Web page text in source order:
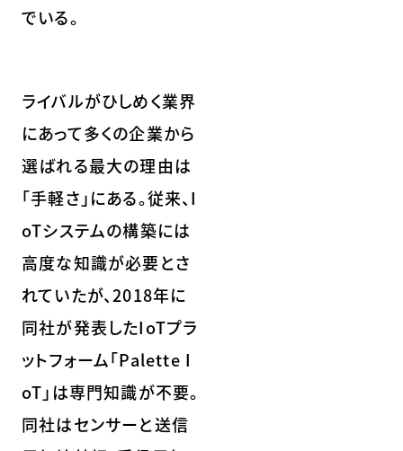
でいる。
ライバルがひしめく業界
にあって多くの企業から
選ばれる最大の理由は
「手軽さ」にある。従来、I
oTシステムの構築には
高度な知識が必要とさ
れていたが、2018年に
同社が発表したIoTプラ
ットフォーム「Palette I
oT」は専門知識が不要。
同社はセンサーと送信